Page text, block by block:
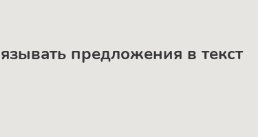
предложения в текст